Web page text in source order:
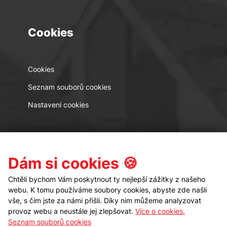
Cookies
Cookies
Seznam souborů cookies
Nastavení cookies
Kontakt Sledujte nás
Dám si cookies 🍪
Chtěli bychom Vám poskytnout ty nejlepší zážitky z našeho
webu. K tomu používáme soubory cookies, abyste zde našli
vše, s čím jste za námi přišli. Díky nim můžeme analyzovat
provoz webu a neustále jej zlepšovat. Více o cookies.
Seznam souborů cookies